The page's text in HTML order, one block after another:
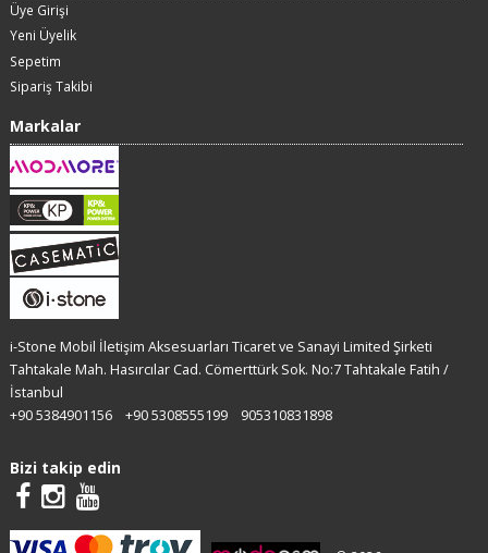
Üye Girişi
Yeni Üyelik
Sepetim
Sipariş Takibi
Markalar
i-Stone Mobil İletişim Aksesuarları Ticaret ve Sanayi Limited Şirketi
Tahtakale Mah. Hasırcılar Cad. Cömerttürk Sok. No:7 Tahtakale Fatih /
İstanbul
+90 5384901156
+90 5308555199 905310831898
Bizi takip edin